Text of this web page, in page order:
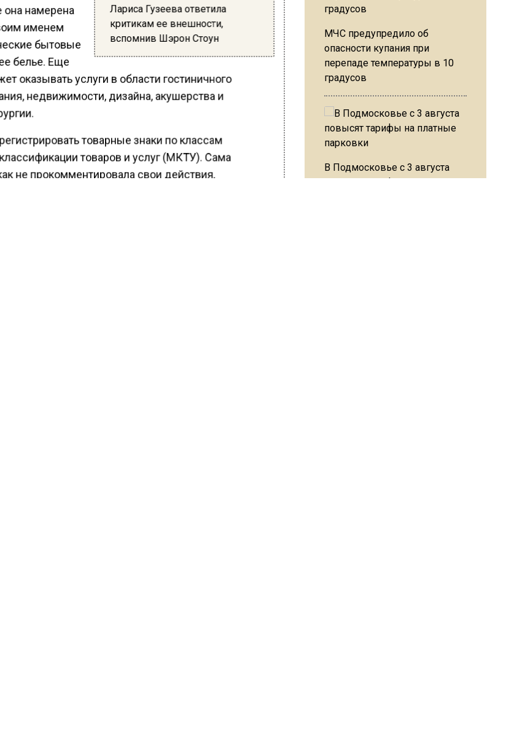
Лариса Гузеева ответила
критикам ее внешности,
вспомнив Шэрон Стоун
она намерена
именем
бытовые
белье. Еще
оказывать услуги в области гостиничного
недвижимости, дизайна, акушерства и
товарные знаки по классам
товаров и услуг (МКТУ). Сама
не прокомментировала свои действия.
МЧС предупредило об
опасности купания при
перепаде температуры в 10
градусов
В Подмосковье с 3 августа
повысят тарифы на платные